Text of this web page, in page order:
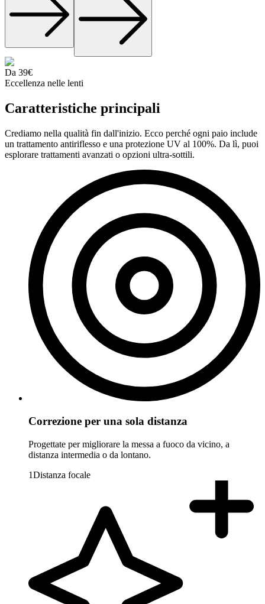
Da 39€
Eccellenza nelle lenti
Caratteristiche principali
Crediamo nella qualità fin dall'inizio. Ecco perché ogni paio include
un trattamento antiriflesso e una protezione UV al 100%. Da lì, puoi
esplorare trattamenti avanzati o opzioni ultra-sottili.
Correzione per una sola distanza
Progettate per migliorare la messa a fuoco da vicino, a
distanza intermedia o da lontano.
1Distanza focale